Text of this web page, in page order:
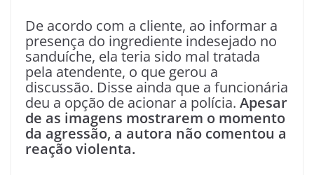
De acordo com a cliente, ao informar a
presença do ingrediente indesejado no
sanduíche, ela teria sido mal tratada
pela atendente, o que gerou a
discussão. Disse ainda que a funcionária
deu a opção de acionar a polícia. Apesar
de as imagens mostrarem o momento
da agressão, a autora não comentou a
reação violenta.